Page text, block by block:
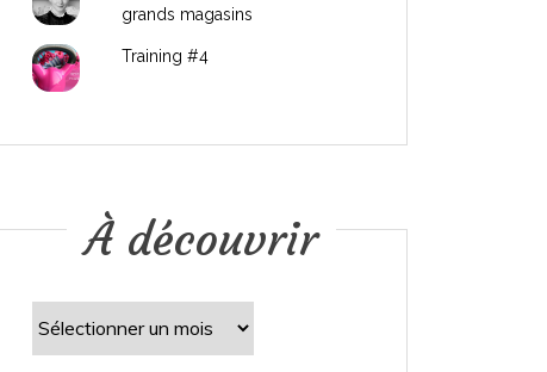
grands magasins
Training #4
À découvrir
découvrir